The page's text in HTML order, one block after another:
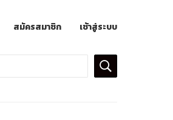
สมัครสมาชิก เช้าสู่ระบบ